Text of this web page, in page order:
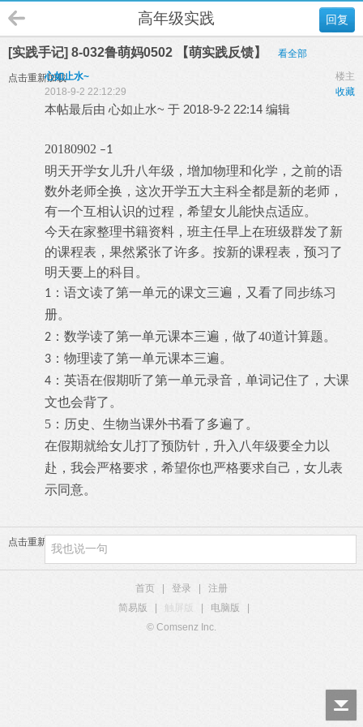
回复
高年级实践
[实践手记] 8-032鲁萌妈0502 【萌实践反馈】 看全部
点击重新加载 楼主
心如止水~
收藏
2018-9-2 22:12:29
本帖最后由 心如止水~ 于 2018-9-2 22:14 编辑
20180902 –1
明天开学女儿升八年级，增加物理和化学， 之前的语
数外老师全换，这次开学五大主科全都是新的老师 ，
有一个互相认识的过程，希望女儿能快点适应。
今天在家整理书籍资料 ， 班主任早上在班级群发了新
的课程表，果然紧张了许多。按新的课程表，预习了
明天要上的科目。
1 ： 语文读了第一单元的课文三遍，又看了同步练习
册。
2 ： 数学读了第一单元课本三遍，做了40道计算题。
3 ： 物理读了第一单元课本三遍。
4 ： 英语在假期听了第一单元录音，单词记住了 ， 大课
文也会背了。
5 ：历史
、生物当课外书看了多遍了。
在假期就给女儿打了预防针， 升入八年级要全力以
赴 ， 我会严格要求，希望你也严格要求自己，女儿表
示同意。
点击重新加载
首页 登录
注册
简易版
触屏版 电脑版
© Comsenz Inc.